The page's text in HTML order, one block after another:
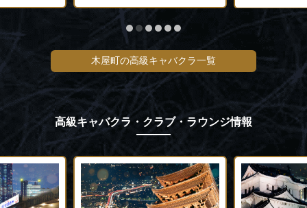
木屋町の高級キャバクラ一覧
高級キャバクラ・クラブ・ラウンジ情報